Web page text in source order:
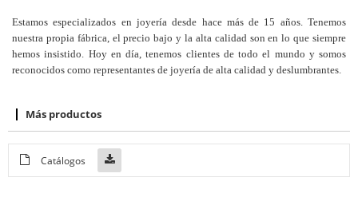
Estamos especializados en joyería desde hace más de 15 años. Tenemos
nuestra propia fábrica, el precio bajo y la alta calidad son en lo que siempre
hemos insistido. Hoy en día, tenemos clientes de todo el mundo y somos
reconocidos como representantes de joyería de alta calidad y deslumbrantes.
Más productos
Catálogos